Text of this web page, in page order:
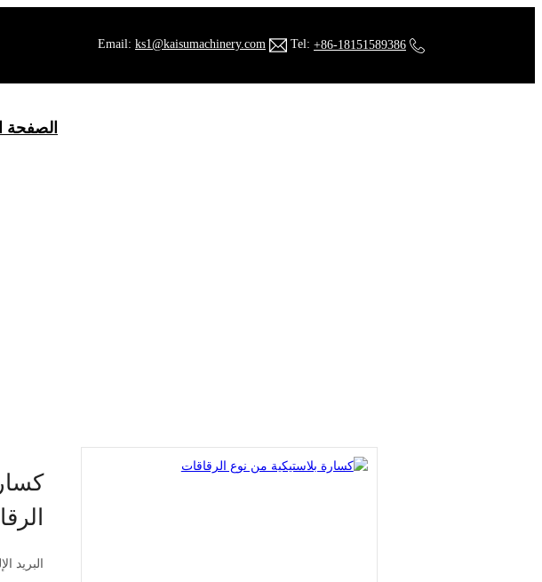
Tel: +86-18151589386
Email: ks1@kaisumachinery.com
الصفحة
البريد